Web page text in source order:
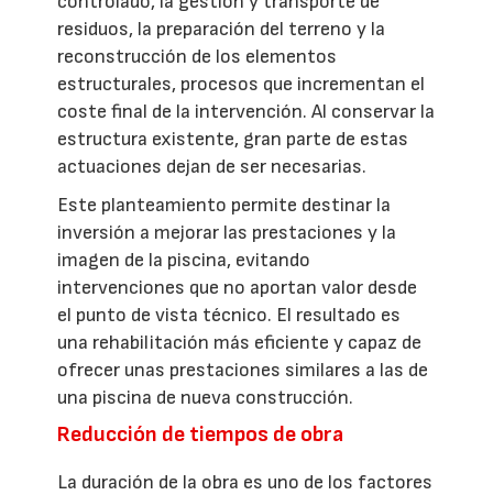
residuos, la preparación del terreno y la
reconstrucción de los elementos
estructurales, procesos que incrementan el
coste final de la intervención. Al conservar la
estructura existente, gran parte de estas
actuaciones dejan de ser necesarias.
Este planteamiento permite destinar la
inversión a mejorar las prestaciones y la
imagen de la piscina, evitando
intervenciones que no aportan valor desde
el punto de vista técnico. El resultado es
una rehabilitación más eficiente y capaz de
ofrecer unas prestaciones similares a las de
una piscina de nueva construcción.
Reducción de tiempos de obra
La duración de la obra es uno de los factores